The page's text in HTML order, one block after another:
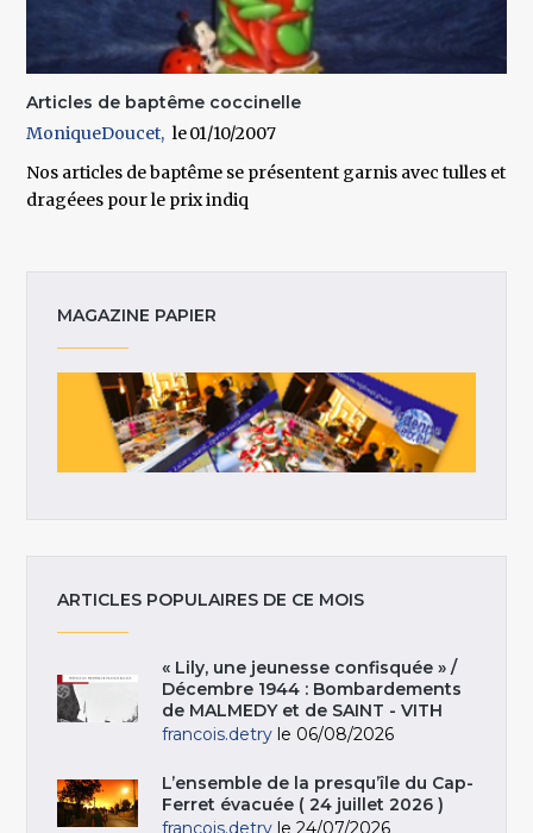
Articles de baptême coccinelle
MoniqueDoucet
01/10/2007
Nos articles de baptême se présentent garnis avec tulles et
dragéees pour le prix indiq
MAGAZINE PAPIER
ARTICLES POPULAIRES DE CE MOIS
« Lily, une jeunesse confisquée » /
Décembre 1944 : Bombardements
de MALMEDY et de SAINT - VITH
francois.detry le 06/08/2026
L’ensemble de la presqu’île du Cap-
Ferret évacuée ( 24 juillet 2026 )
francois.detry le 24/07/2026